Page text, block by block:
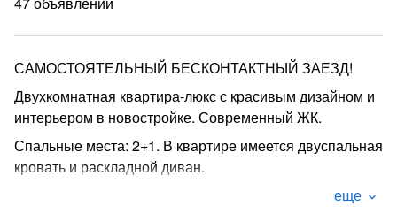
САМОСТОЯТЕЛЬНЫЙ БЕСКОНТАКТНЫЙ ЗАЕЗД!
Двухкомнатная квартира-люкс с красивым дизайном и
интерьером в новостройке. Современный ЖК.
Спальные места: 2+1. В квартире имеется двуспальная
кровать и раскладной диван.
еще